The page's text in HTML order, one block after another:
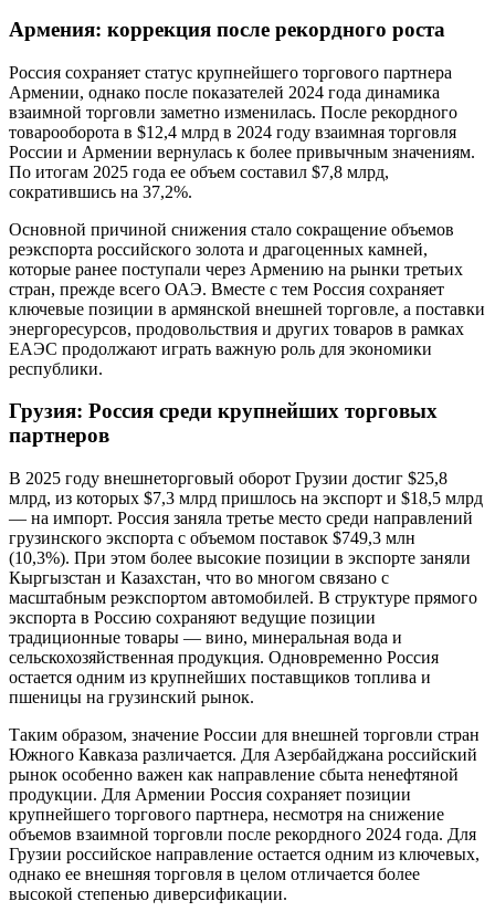
Армения: коррекция после рекордного роста
Россия сохраняет статус крупнейшего торгового партнера
Армении, однако после показателей 2024 года динамика
взаимной торговли заметно изменилась. После рекордного
товарооборота в $12,4 млрд в 2024 году взаимная торговля
России и Армении вернулась к более привычным значениям.
По итогам 2025 года ее объем составил $7,8 млрд,
сократившись на 37,2%.
Основной причиной снижения стало сокращение объемов
реэкспорта российского золота и драгоценных камней,
которые ранее поступали через Армению на рынки третьих
стран, прежде всего ОАЭ. Вместе с тем Россия сохраняет
ключевые позиции в армянской внешней торговле, а поставки
энергоресурсов, продовольствия и других товаров в рамках
ЕАЭС продолжают играть важную роль для экономики
республики.
Грузия: Россия среди крупнейших торговых
партнеров
В 2025 году внешнеторговый оборот Грузии достиг $25,8
млрд, из которых $7,3 млрд пришлось на экспорт и $18,5 млрд
— на импорт. Россия заняла третье место среди направлений
грузинского экспорта с объемом поставок $749,3 млн
(10,3%). При этом более высокие позиции в экспорте заняли
Кыргызстан и Казахстан, что во многом связано с
масштабным реэкспортом автомобилей. В структуре прямого
экспорта в Россию сохраняют ведущие позиции
традиционные товары — вино, минеральная вода и
сельскохозяйственная продукция. Одновременно Россия
остается одним из крупнейших поставщиков топлива и
пшеницы на грузинский рынок.
Таким образом, значение России для внешней торговли стран
Южного Кавказа различается. Для Азербайджана российский
рынок особенно важен как направление сбыта ненефтяной
продукции. Для Армении Россия сохраняет позиции
крупнейшего торгового партнера, несмотря на снижение
объемов взаимной торговли после рекордного 2024 года. Для
Грузии российское направление остается одним из ключевых,
однако ее внешняя торговля в целом отличается более
высокой степенью диверсификации.